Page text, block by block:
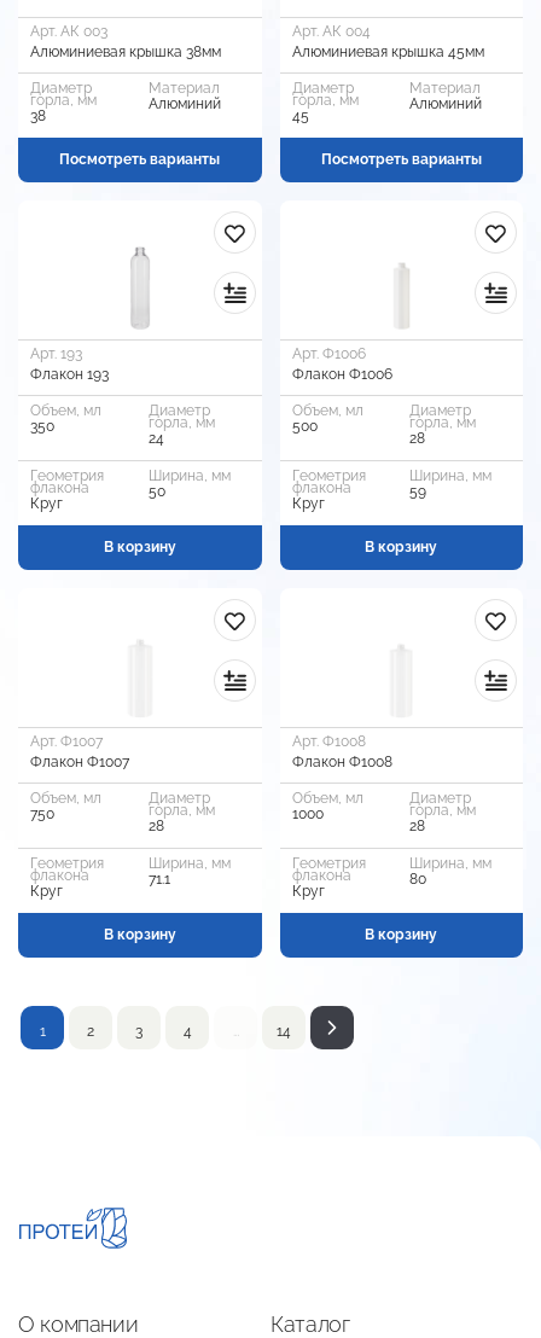
Арт. АК 003
Алюминиевая крышка 38мм
Диаметр
горла, мм
38
Материал
Алюминий
Посмотреть варианты
Арт. АК 004
Алюминиевая крышка 45мм
Диаметр
горла, мм
45
Материал
Алюминий
Посмотреть варианты
Арт. 193
Флакон 193
Объем, мл
350
Диаметр
горла, мм
24
Геометрия
флакона
Круг
Ширина, мм
50
В корзину
Арт. Ф1006
Флакон Ф1006
Объем, мл
500
Диаметр
горла, мм
28
Геометрия
флакона
Круг
Ширина, мм
59
В корзину
Арт. Ф1007
Флакон Ф1007
Объем, мл
750
Диаметр
горла, мм
28
Геометрия
флакона
Круг
Ширина, мм
71.1
В корзину
Арт. Ф1008
Флакон Ф1008
Объем, мл
1000
Диаметр
горла, мм
28
Геометрия
флакона
Круг
Ширина, мм
80
В корзину
1 2 3 4 14
О компании Каталог